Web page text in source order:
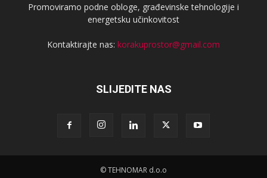
Promoviramo podne obloge, građevinske tehnologije i
energetsku učinkovitost
Kontaktirajte nas: korakuprostor@gmail.com
SLIJEDITE NAS
© TEHNOMAR d.o.o